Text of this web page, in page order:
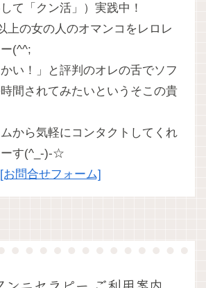
て「クン活」）実践中！
上の女の人のオマンコをレロレ
(^^;
かい！」と評判のオレの舌でソフ
間されてみたいというそこの貴
から気軽にコンタクトしてくれ
ーす(^_-)-☆
[お問合せフォーム]